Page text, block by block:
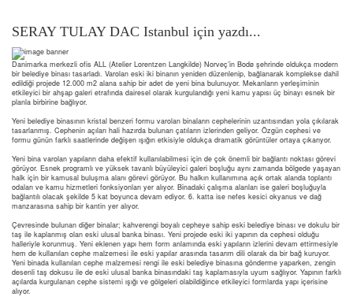
SERAY TULAY DAC Istanbul için yazdı...
Danimarka merkezli ofis ALL (Atelier Lorentzen Langkilde) Norveç’in Bodø şehrinde oldukça modern
bir belediye binası tasarladı. Varolan eski iki binanın yeniden düzenlenip, bağlanarak komplekse dahil
edildiği projede 12.000 m2 alana sahip bir adet de yeni bina bulunuyor. Mekanların yerleşiminin
etkileyici bir ahşap galeri etrafında dairesel olarak kurgulandığı yeni kamu yapısı üç binayı esnek bir
planla birbirine bağlıyor.
Yeni belediye binasının kristal benzeri formu varolan binaların cephelerinin uzantısından yola çıkılarak
tasarlanmış. Cephenin açıları hali hazırda bulunan çatıların izlerinden geliyor. Özgün cephesi ve
formu günün farklı saatlerinde değişen ışığın etkisiyle oldukça dramatik görüntüler ortaya çıkarıyor.
Yeni bina varolan yapıların daha efektif kullanılabilmesi için de çok önemli bir bağlantı noktası görevi
görüyor. Esnek programlı ve yüksek tavanlı büyüleyici galeri boşluğu aynı zamanda bölgede yaşayan
halk için bir kamusal buluşma alanı görevi görüyor. Bu halkın kullanımına açık ortak alanda toplantı
odaları ve kamu hizmetleri fonksiyonları yer alıyor. Binadaki çalışma alanları ise galeri boşluğuyla
bağlantılı olacak şekilde 5 kat boyunca devam ediyor. 6. katta ise nefes kesici okyanus ve dağ
manzarasına sahip bir kantin yer alıyor.
Çevresinde bulunan diğer binalar; kahverengi boyalı cepheye sahip eski belediye binası ve dokulu bir
taş ile kaplanmış olan eski ulusal banka binası. Yeni projede eski iki yapının da cephesi olduğu
halleriyle korunmuş. Yeni eklenen yapı hem form anlamında eski yapıların izlerini devam ettirmesiyle
hem de kullanılan cephe malzemesi ile eski yapılar arasında tasarım dili olarak da bir bağ kuruyor.
Yeni binada kullanılan cephe malzemesi rengi ile eski belediye binasına gönderme yaparken, zengin
desenli taş dokusu ile de eski ulusal banka binasındaki taş kaplamasıyla uyum sağlıyor. Yapının farklı
açılarda kurgulanan cephe sistemi ışığı ve gölgeleri olabildiğince etkileyici formlarda yapı içerisine
alıyor.